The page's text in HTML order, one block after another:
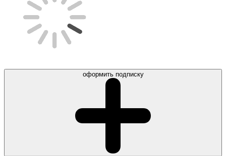
оформить подписку